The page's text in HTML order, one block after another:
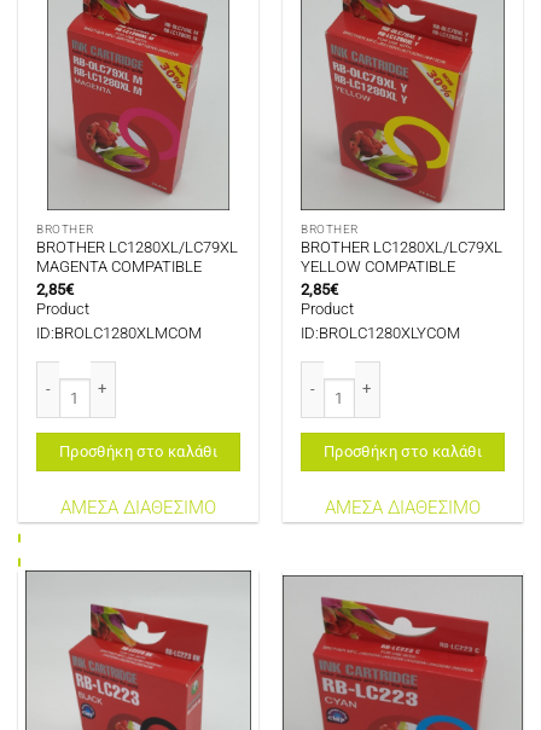
BROTHER
BROTHER LC1280XL/LC79XL
MAGENTA COMPATIBLE
2,85€
Product
ID:BROLC1280XLMCOM
Προσθήκη στο καλάθι
ΑΜΕΣΑ ΔΙΑΘΕΣΙΜΟ
BROTHER
BROTHER LC1280XL/LC79XL
YELLOW COMPATIBLE
2,85€
Product
ID:BROLC1280XLYCOM
Προσθήκη στο καλάθι
ΑΜΕΣΑ ΔΙΑΘΕΣΙΜΟ